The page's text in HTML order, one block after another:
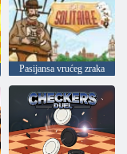
Pasijansa vrućeg zraka